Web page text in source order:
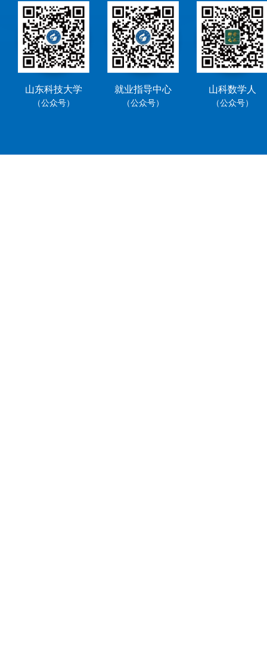
山东科技大学
（公众号）
就业指导中心
（公众号）
山科数学人
（公众号）